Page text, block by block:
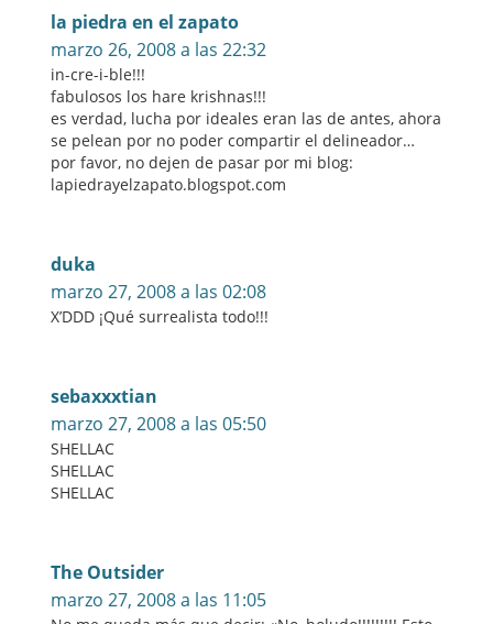
la piedra en el zapato
marzo 26, 2008 a las 22:32
in-cre-i-ble!!!
fabulosos los hare krishnas!!!
es verdad, lucha por ideales eran las de antes, ahora
se pelean por no poder compartir el delineador…
por favor, no dejen de pasar por mi blog:
lapiedrayelzapato.blogspot.com
duka
marzo 27, 2008 a las 02:08
X’DDD ¡Qué surrealista todo!!!
sebaxxxtian
marzo 27, 2008 a las 05:50
SHELLAC
SHELLAC
SHELLAC
The Outsider
marzo 27, 2008 a las 11:05